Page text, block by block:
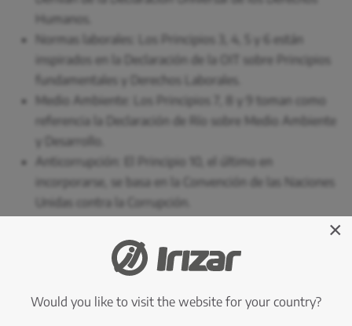
Humanos.
Normas laborales: Los Principios 3, 4, 5 y 6 están
inspirados en la Declaración de la OIT sobre Principios
fundamentales y Derechos Laborales.
Medio Ambiente: Los Principios 7, 8 y 9 toman como
referencia la Declaración de Río sobre Medio Ambiente
y Desarrollo.
Anticorrupción: El Principio 10, el último en
incorporarse, se basa en la Convención de las Naciones
Unidas contra la Corrupción.
Las empresas deben apoyar y respetar la protección de los
×
Would you like to visit the website for your country?